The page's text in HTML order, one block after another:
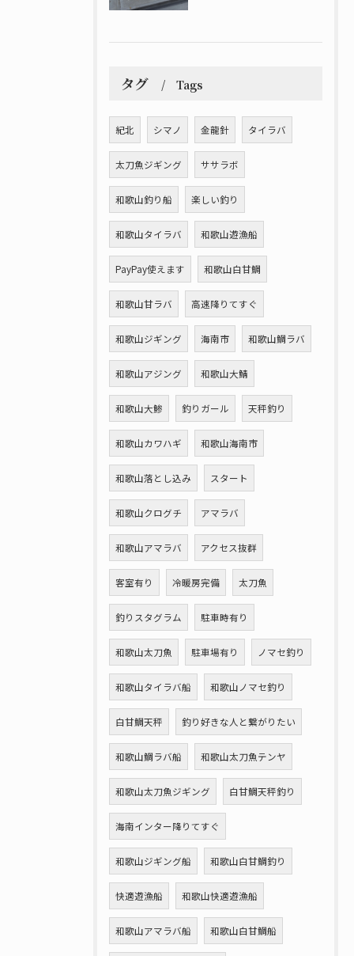
タグ Tags
紀北 シマノ 金龍針 タイラバ
太刀魚ジギング ササラボ
和歌山釣り船 楽しい釣り
和歌山タイラバ 和歌山遊漁船
PayPay使えます 和歌山白甘鯛
和歌山甘ラバ 高速降りてすぐ
和歌山ジギング 海南市 和歌山鯛ラバ
和歌山アジング 和歌山大鯖
和歌山大鯵 釣りガール 天秤釣り
和歌山カワハギ 和歌山海南市
和歌山落とし込み スタート
和歌山クログチ アマラバ
和歌山アマラバ アクセス抜群
客室有り 冷暖房完備 太刀魚
釣りスタグラム 駐車時有り
和歌山太刀魚 駐車場有り ノマセ釣り
和歌山タイラバ船 和歌山ノマセ釣り
白甘鯛天秤 釣り好きな人と繋がりたい
和歌山鯛ラバ船 和歌山太刀魚テンヤ
和歌山太刀魚ジギング 白甘鯛天秤釣り
海南インター降りてすぐ
和歌山ジギング船 和歌山白甘鯛釣り
快適遊漁船 和歌山快適遊漁船
和歌山アマラバ船 和歌山白甘鯛船